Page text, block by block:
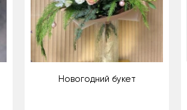
Новогодний букет